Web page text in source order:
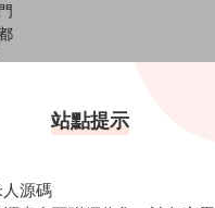
站點提示
源碼